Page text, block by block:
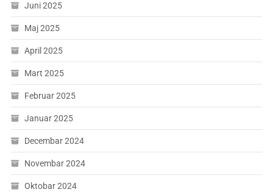
Juni 2025
Maj 2025
April 2025
Mart 2025
Februar 2025
Januar 2025
Decembar 2024
Novembar 2024
Oktobar 2024